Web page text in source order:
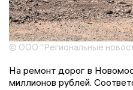
© ООО "Региональные
На ремонт дорог в
миллионов рублей.